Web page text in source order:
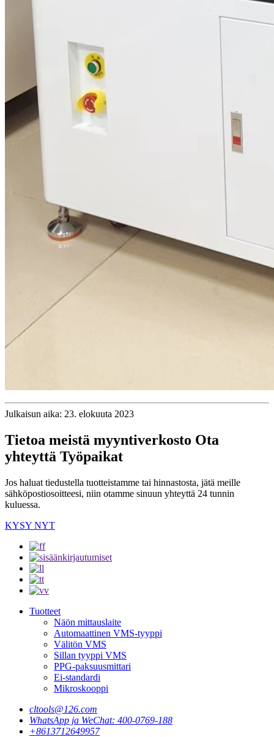
Julkaisun aika: 23. elokuuta 2023
Tietoa meistä myyntiverkosto Ota
yhteyttä Työpaikat
Jos haluat tiedustella tuotteistamme tai hinnastosta, jätä meille
sähköpostiosoitteesi, niin otamme sinuun yhteyttä 24 tunnin
kuluessa.
KYSY NYT
Tuotteet
Näön mittauslaite
Automaattinen VMS-tyyppi
Välitön VMS
Sillan tyyppi VMS
PPG-paksuusmittari
Ei-standardi
Mikroskooppi
cltools@126.com
WhatsApp ja WeChat: 400-0769-188
+8613712649957